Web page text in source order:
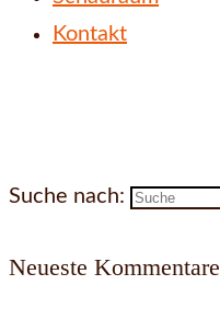
Kontakt
Suche nach:
Neueste Kommentare